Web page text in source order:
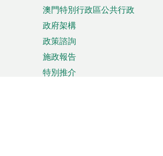
澳門特別行政區公共行政
政府架構
政策諮詢
施政報告
特別推介